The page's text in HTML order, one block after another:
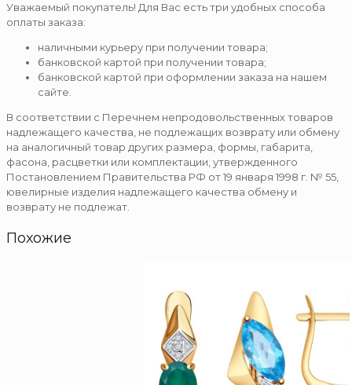
Уважаемый покупатель! Для Вас есть три удобных способа
оплаты заказа:
наличными курьеру при получении товара;
банковской картой при получении товара;
банковской картой при оформлении заказа на нашем
сайте.
В соответствии с Перечнем непродовольственных товаров
надлежащего качества, не подлежащих возврату или обмену
на аналогичный товар других размера, формы, габарита,
фасона, расцветки или комплектации, утвержденного
Постановлением Правительства РФ от 19 января 1998 г. № 55,
ювелирные изделия надлежащего качества обмену и
возврату не подлежат.
Похожие